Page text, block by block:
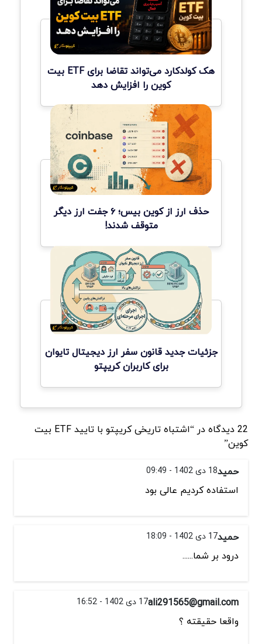
هک کولدکارد می‌تواند تقاضا برای ETF بیت
کوین را افزایش دهد
حذف ارز از کوین بیس؛ ۶ جفت ارز دیگر
متوقف شدند!
جزئیات جدید قانون سفر ارز دیجیتال تایوان
برای کاربران کریپتو
22 دیدگاه در “اشتباه تاریخی کریپتو با تایید ETF بیت
کوین”
حمید18 دی 1402 - 09:49
استفاده کردیم عالی بود
حمید17 دی 1402 - 18:09
درود بر شما......
ali291565@gmail.com17 دی 1402 - 16:52
واقعا حقیقته ؟